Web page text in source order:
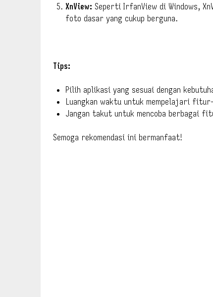
XnView: Seperti IrfanView di Windows,
foto dasar yang cukup berguna.
Tips:
Pilih aplikasi yang sesuai dengan
Luangkan waktu untuk mempelajari
Jangan takut untuk mencoba berbagai
Semoga rekomendasi ini bermanfaat!